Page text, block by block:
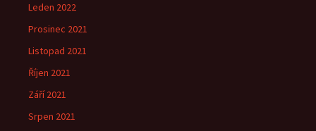
Leden 2022
Prosinec 2021
Listopad 2021
Říjen 2021
Září 2021
Srpen 2021